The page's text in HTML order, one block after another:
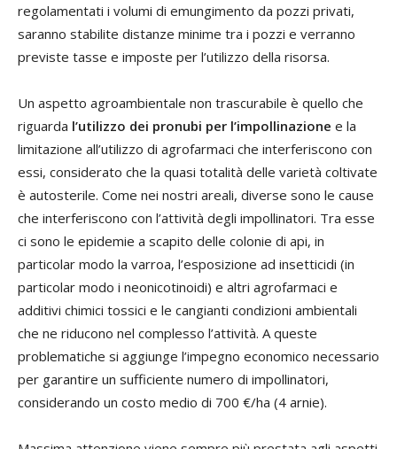
regolamentati i volumi di emungimento da pozzi privati,
saranno stabilite distanze minime tra i pozzi e verranno
previste tasse e imposte per l’utilizzo della risorsa.
Un aspetto agroambientale non trascurabile è quello che
riguarda l’utilizzo dei pronubi per l’impollinazione e la
limitazione all’utilizzo di agrofarmaci che interferiscono con
essi, considerato che la quasi totalità delle varietà coltivate
è autosterile. Come nei nostri areali, diverse sono le cause
che interferiscono con l’attività degli impollinatori. Tra esse
ci sono le epidemie a scapito delle colonie di api, in
particolar modo la varroa, l’esposizione ad insetticidi (in
particolar modo i neonicotinoidi) e altri agrofarmaci e
additivi chimici tossici e le cangianti condizioni ambientali
che ne riducono nel complesso l’attività. A queste
problematiche si aggiunge l’impegno economico necessario
per garantire un sufficiente numero di impollinatori,
considerando un costo medio di 700 €/ha (4 arnie).